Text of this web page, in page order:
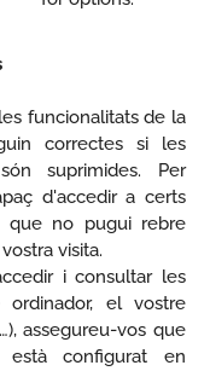
funcionalitats de la
correctes si les
suprimides. Per
d'accedir a certs
que no pugui rebre
visita.
i consultar les
el vostre
assegureu-vos que
configurat en